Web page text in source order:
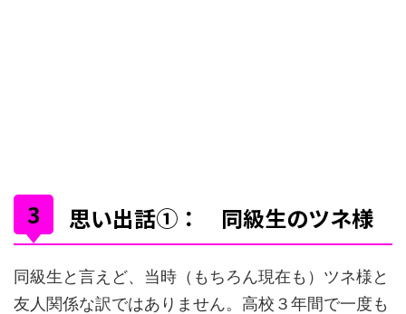
思い出話①： 同級生のツネ様
同級生と言えど、当時（もちろん現在も）ツネ様と
友人関係な訳ではありません。高校３年間で一度も